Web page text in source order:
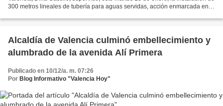
300 metros lineales de tubería para aguas servidas, acción enmarcada en el
Alcaldía de Valencia culminó embellecimiento y
alumbrado de la avenida Alí Primera
Publicado en 10/12/a. m. 07:26
Por Blog Informativo "Valencia Hoy"